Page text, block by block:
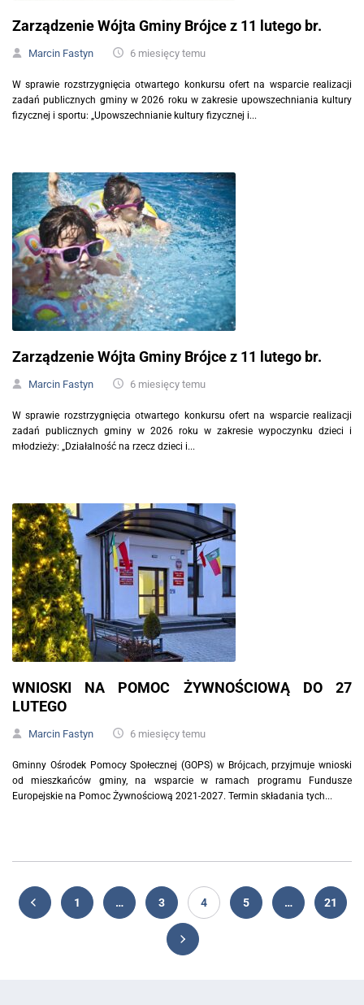
Zarządzenie Wójta Gminy Brójce z 11 lutego br.
Marcin Fastyn 6 miesięcy temu
W sprawie rozstrzygnięcia otwartego konkursu ofert na wsparcie realizacji
zadań publicznych gminy w 2026 roku w zakresie upowszechniania kultury
fizycznej i sportu: „Upowszechnianie kultury fizycznej i...
Zarządzenie Wójta Gminy Brójce z 11 lutego br.
Marcin Fastyn 6 miesięcy temu
W sprawie rozstrzygnięcia otwartego konkursu ofert na wsparcie realizacji
zadań publicznych gminy w 2026 roku w zakresie wypoczynku dzieci i
młodzieży: „Działalność na rzecz dzieci i...
WNIOSKI NA POMOC ŻYWNOŚCIOWĄ DO 27
LUTEGO
Marcin Fastyn 6 miesięcy temu
Gminny Ośrodek Pomocy Społecznej (GOPS) w Brójcach, przyjmuje wnioski
od mieszkańców gminy, na wsparcie w ramach programu Fundusze
Europejskie na Pomoc Żywnościową 2021-2027. Termin składania tych...
1 … 3 4 5 … 21